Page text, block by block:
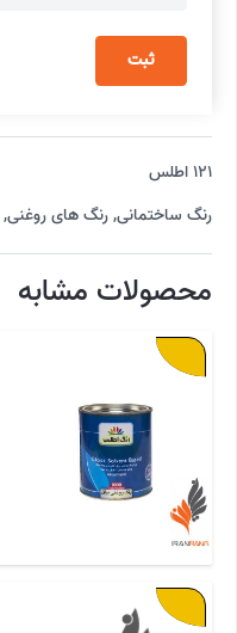
121 اطلس
رنگ ساختمانی,رنگ های روغنی,
محصولات مشابه